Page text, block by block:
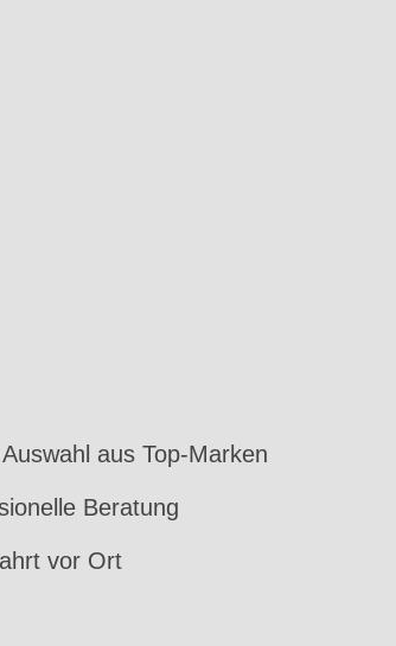
aus Top-Marken
Beratung
vor Ort